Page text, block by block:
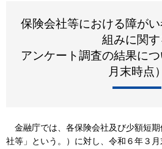
保険会社等における障が
組みに関す
アンケート調査の結果に
月末時点）
金融庁では、各保険会社及び少額短
社等」という。）に対し、令和６年３